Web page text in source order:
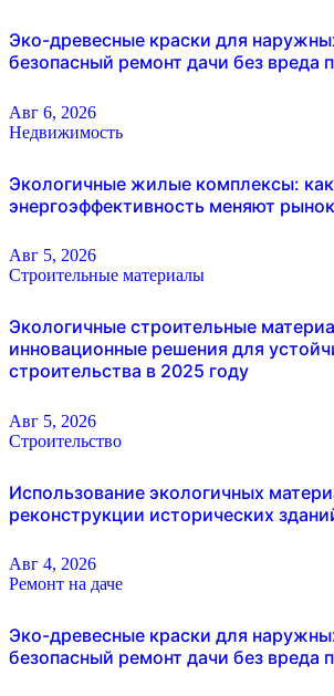
Эко-древесные краски для
безопасный ремонт дачи без вреда
Авг 6, 2026
Недвижимость
Экологичные жилые комплексы: как
энергоэффективность меняют
Авг 5, 2026
Строительные материалы
Экологичные строительные
инновационные решения для
строительства в 2025 году
Авг 5, 2026
Строительство
Использование экологичных
реконструкции исторических
Авг 4, 2026
Ремонт на даче
Эко-древесные краски для
безопасный ремонт дачи без вреда